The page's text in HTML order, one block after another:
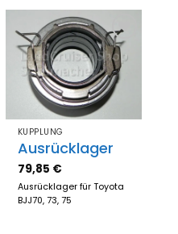
Zum
Merkzettel
hinzufügen
KUPPLUNG
Ausrücklager
79,85 €
Ausrücklager für Toyota
BJJ70, 73, 75